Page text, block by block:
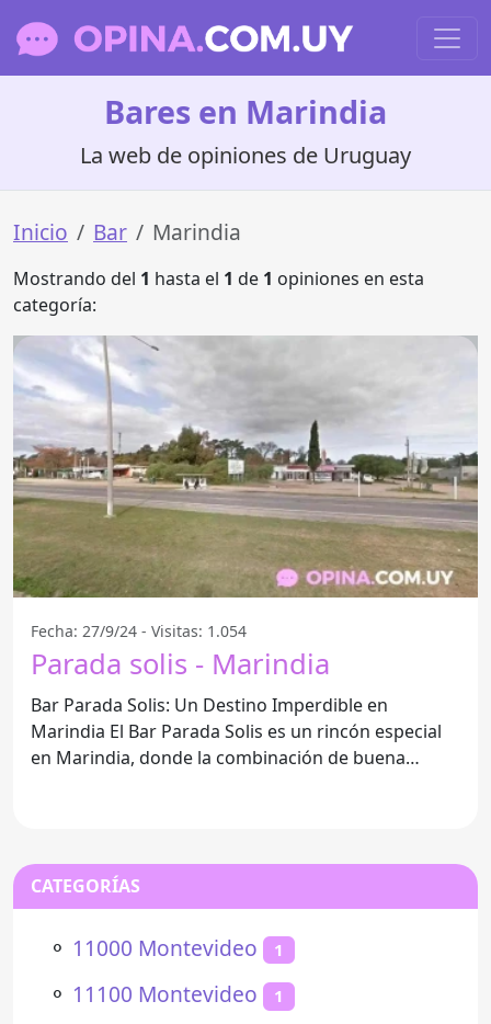
Bares en Marindia
La web de opiniones de Uruguay
Inicio Bar Marindia
Mostrando del 1 hasta el 1 de 1 opiniones en esta
categoría:
Fecha: 27/9/24 - Visitas: 1.054
Parada solis - Marindia
Bar Parada Solis: Un Destino Imperdible en
Marindia El Bar Parada Solis es un rincón especial
en Marindia, donde la combinación de buena
CATEGORÍAS
⚬ 11000 Montevideo 1
⚬ 11100 Montevideo 1